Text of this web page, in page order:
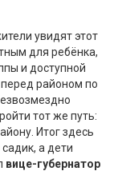
увидят этот
для ребёнка,
и доступной
районом по
тот же путь:
Итог здесь
а дети
вице-губернатор